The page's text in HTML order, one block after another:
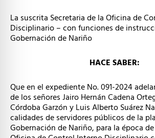
La suscrita Secretaria de la Oficina de
Disciplinario – con funciones de
Gobernación de Nariño
HACE SABER:
Que en el expediente No. 091-2024
de los señores Jairo Hernán Cadena
Córdoba Garzón y Luis Alberto Suárez
calidades de servidores públicos de la
Gobernación de Nariño, para la época